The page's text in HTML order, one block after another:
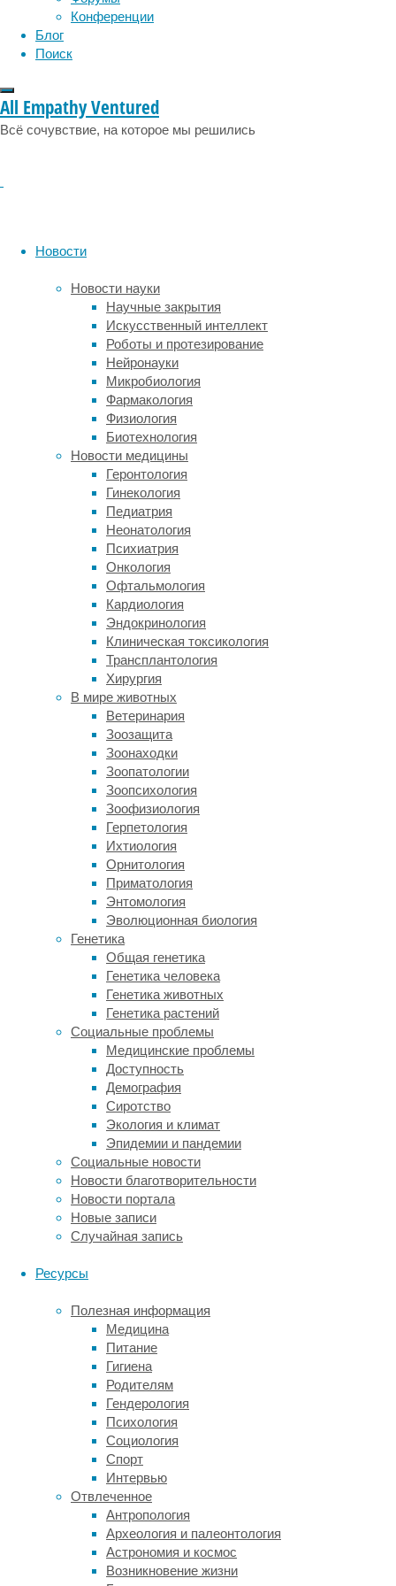
Конференции
Блог
Поиск
All Empathy Ventured
Всё сочувствие, на которое мы решились
Новости
Новости науки
Научные закрытия
Искусственный интеллект
Роботы и протезирование
Нейронауки
Микробиология
Фармакология
Физиология
Биотехнология
Новости медицины
Геронтология
Гинекология
Педиатрия
Неонатология
Психиатрия
Онкология
Офтальмология
Кардиология
Эндокринология
Клиническая токсикология
Трансплантология
Хирургия
В мире животных
Ветеринария
Зоозащита
Зоонаходки
Зоопатологии
Зоопсихология
Зоофизиология
Герпетология
Ихтиология
Орнитология
Приматология
Энтомология
Эволюционная биология
Генетика
Общая генетика
Генетика человека
Генетика животных
Генетика растений
Социальные проблемы
Медицинские проблемы
Доступность
Демография
Сиротство
Экология и климат
Эпидемии и пандемии
Социальные новости
Новости благотворительности
Новости портала
Новые записи
Случайная запись
Ресурсы
Полезная информация
Медицина
Питание
Гигиена
Родителям
Гендерология
Психология
Социология
Спорт
Интервью
Отвлеченное
Антропология
Археология и палеонтология
Астрономия и космос
Возникновение жизни
формируют
вокруг
нейронов,
как
раз
мозге
олигодендроциты).
ходе
развития
мозга
миелин
вокруг
аксонов
появляется
сразу,
завершается
миелинизация
только
годам.
возрастом
количество
миелина
постепенно
начинает
уменьшаться,
примере
здоровых
взрослых
добровольцев
возрасте
года
исследователи
решили
изучить
скорость
особенности
течения
этого
процесса.
Они
воспользовались
специальным
подтипом
резонансной
который
чувствителен
протонам
миелиновых
волокон
(МРТ
переносом
намагниченности).
Этот
метод
позволил
картировать
количество